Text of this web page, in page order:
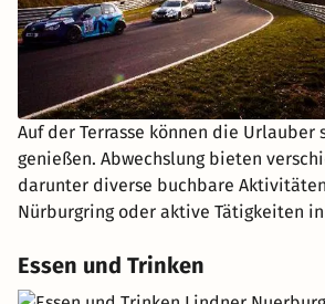
Auf der Terrasse können die Urlauber
genießen. Abwechslung bieten
darunter diverse buchbare
Nürburgring oder aktive Tätigkeiten
Essen und Trinken